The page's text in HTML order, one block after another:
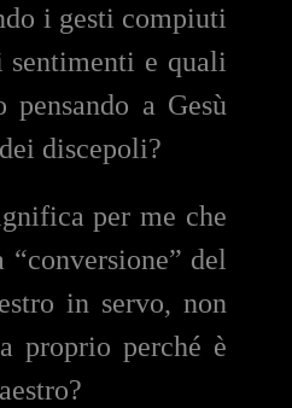
i gesti compiuti
sentimenti e quali
pensando a Gesù
discepoli?
per me che
“conversione” del
in servo, non
proprio perché è